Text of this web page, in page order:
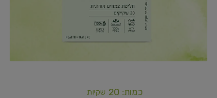
כמות: 20 שקיות